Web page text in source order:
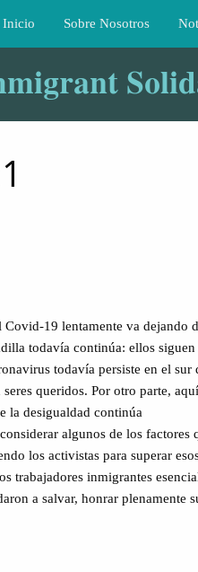
Inicio Sobre Nosotros
Covid-19 lentamente va dejando
todavía continúa: ellos siguen
todavía persiste en el sur
queridos. Por otro parte, aquí
la desigualdad continúa
algunos de los factores
los activistas para superar
trabajadores inmigrantes
a salvar, honrar plenamente